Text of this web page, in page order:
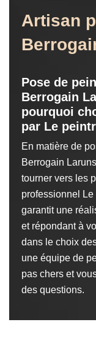
Artisan
Pose de
Berrogain
pourquoi
par Le
En matière de
Berrogain
tourner vers les
professionnel
garantit une
et répondant à
dans le choix
une équipe de
pas chers et
des questions.